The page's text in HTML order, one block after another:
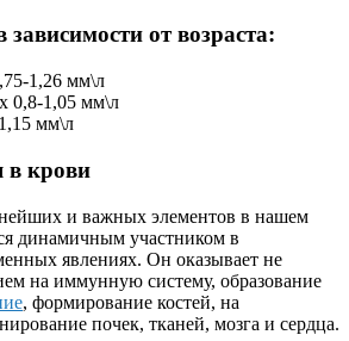
от возраста:
1,26 мм\л
0,8-1,05 мм\л
мм\л
в крови
и важных элементов в нашем
динамичным участником в
явлениях. Он оказывает не
на иммунную систему, образование
, формирование костей, на
почек, тканей, мозга и сердца.